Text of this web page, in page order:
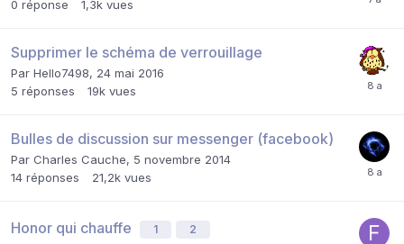
0 réponse 1,3k vues
Supprimer le schéma de verrouillage
Par Hello7498, 24 mai 2016
5 réponses 19k vues
Bulles de discussion sur messenger (facebook)
Par Charles Cauche, 5 novembre 2014
14 réponses 21,2k vues
Honor qui chauffe 1 2